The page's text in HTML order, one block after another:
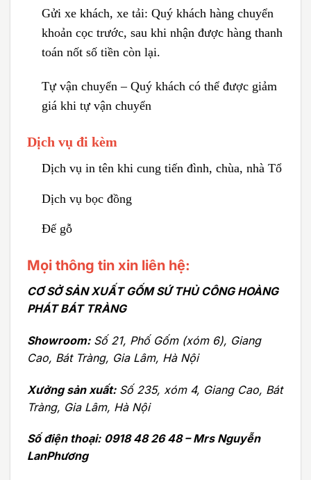
Gửi xe khách, xe tải: Quý khách hàng chuyển
khoản cọc trước, sau khi nhận được hàng thanh
toán nốt số tiền còn lại.
Tự vận chuyển – Quý khách có thể được giảm
giá khi tự vận chuyển
Dịch vụ đi kèm
Dịch vụ in tên khi cung tiến đình, chùa, nhà Tổ
Dịch vụ bọc đồng
Đế gỗ
Mọi thông tin xin liên hệ:
CƠ SỞ SẢN XUẤT GỐM SỨ THỦ CÔNG HOÀNG
PHÁT BÁT TRÀNG
Showroom:Số 21, Phố Gốm (xóm 6), Giang
Cao, Bát Tràng, Gia Lâm, Hà Nội
Xưởng sản xuất:Số 235, xóm 4, Giang Cao, Bát
Tràng, Gia Lâm, Hà Nội
Số điện thoại: 0918 48 26 48 – Mrs Nguyễn
LanPhương